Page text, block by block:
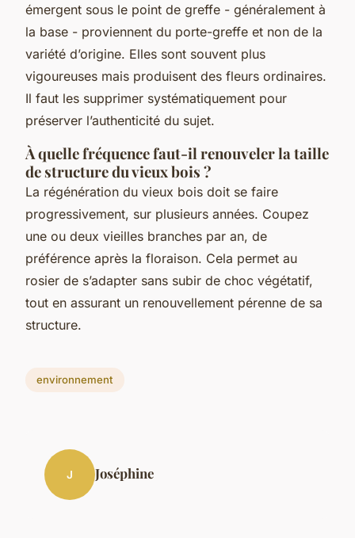
émergent sous le point de greffe - généralement à
la base - proviennent du porte-greffe et non de la
variété d’origine. Elles sont souvent plus
vigoureuses mais produisent des fleurs ordinaires.
Il faut les supprimer systématiquement pour
préserver l’authenticité du sujet.
À quelle fréquence faut-il renouveler la taille
de structure du vieux bois ?
La régénération du vieux bois doit se faire
progressivement, sur plusieurs années. Coupez
une ou deux vieilles branches par an, de
préférence après la floraison. Cela permet au
rosier de s’adapter sans subir de choc végétatif,
tout en assurant un renouvellement pérenne de sa
structure.
environnement
J Joséphine